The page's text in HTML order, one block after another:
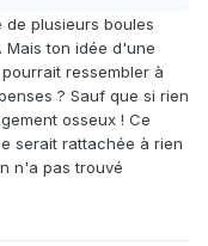
plusieurs boules
ton idée d'une
ressembler à
? Sauf que si rien
osseux ! Ce
serait rattachée à rien
n'a pas trouvé